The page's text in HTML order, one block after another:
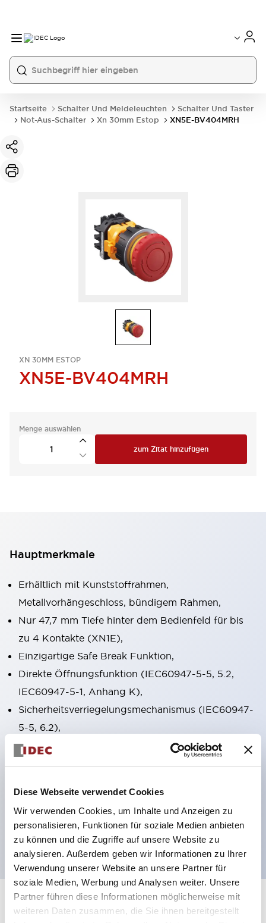
Diese Webseite verwendet Cookies
Wir verwenden Cookies, um Inhalte und Anzeigen zu
personalisieren, Funktionen für soziale Medien anbieten
zu können und die Zugriffe auf unsere Website zu
analysieren. Außerdem geben wir Informationen zu Ihrer
Verwendung unserer Website an unsere Partner für
soziale Medien, Werbung und Analysen weiter. Unsere
Partner führen diese Informationen möglicherweise mit
weiteren Daten zusammen, die Sie ihnen bereitgestellt
Startseite Schalter Und Meldeleuchten
Schalter Und Taster
Not-Aus-Schalter
Xn 30mm Estop XN5E-BV404MRH
XN 30MM ESTOP
XN5E-BV404MRH
Menge auswählen
zum Zitat hinzufügen
Hauptmerkmale
Erhältlich mit Kunststoffrahmen,
Metallvorhängeschloss, bündigem Rahmen,
Nur 47,7 mm Tiefe hinter dem Bedienfeld für bis
zu 4 Kontakte (XN1E),
Einzigartige Safe Break Funktion,
Direkte Öffnungsfunktion (IEC60947-5-5, 5.2,
IEC60947-5-1, Anhang K),
Sicherheitsverriegelungsmechanismus (IEC60947-
5-5, 6.2),
Drücken zum Verriegeln, Ziehen/Drehen zum
Zurücksetzen (XN4E),
RoHS-konform, bleifreies Design,
UL NIDS zertifiziert, cUL, TUV, CE konform
Spezifikationen Alle erweitern